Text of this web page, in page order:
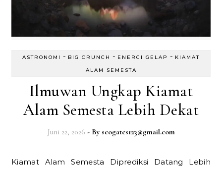
ASTRONOMI - BIG CRUNCH - ENERGI GELAP - KIAMAT
ALAM SEMESTA
Ilmuwan Ungkap Kiamat
Alam Semesta Lebih Dekat
Juni 22, 2026 - By seogates123@gmail.com
Kiamat Alam Semesta Diprediksi Datang Lebih